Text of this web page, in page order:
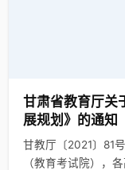
甘肃省教育厅关
展规划》的通知
甘教厅〔2021〕81号 各市（州）教育局、兰州新区教育体育局
（教育考试院），各